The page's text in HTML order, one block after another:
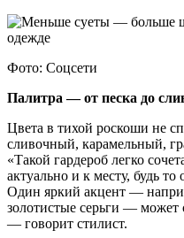
Фото: Соцсети
Палитра — от песка до
Цвета в тихой роскоши не
сливочный, карамельный,
«Такой гардероб легко
актуально и к месту, будь
Один яркий акцент —
золотистые серьги — может
— говорит стилист.